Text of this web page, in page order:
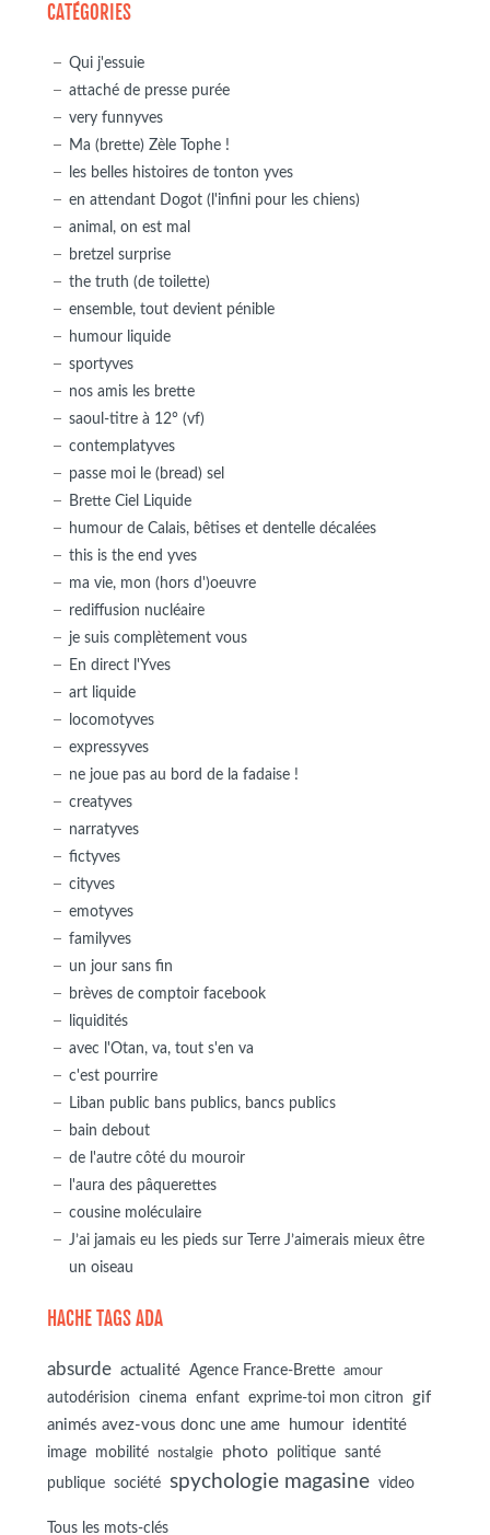
CATÉGORIES
Qui j'essuie
attaché de presse purée
very funnyves
Ma (brette) Zèle Tophe !
les belles histoires de tonton yves
en attendant Dogot (l'infini pour les chiens)
animal, on est mal
bretzel surprise
the truth (de toilette)
ensemble, tout devient pénible
humour liquide
sportyves
nos amis les brette
saoul-titre à 12° (vf)
contemplatyves
passe moi le (bread) sel
Brette Ciel Liquide
humour de Calais, bêtises et dentelle décalées
this is the end yves
ma vie, mon (hors d')oeuvre
rediffusion nucléaire
je suis complètement vous
En direct l'Yves
art liquide
locomotyves
expressyves
ne joue pas au bord de la fadaise !
creatyves
narratyves
fictyves
cityves
emotyves
familyves
un jour sans fin
brèves de comptoir facebook
liquidités
avec l'Otan, va, tout s'en va
c'est pourrire
Liban public bans publics, bancs publics
bain debout
de l'autre côté du mouroir
l'aura des pâquerettes
cousine moléculaire
J’ai jamais eu les pieds sur Terre J’aimerais mieux être
un oiseau
HACHE TAGS ADA
absurde actualité Agence France-Brette amour
autodérision cinema enfant exprime-toi mon citron
gif
animés avez-vous donc une ame
humour identité
image mobilité nostalgie photo politique
santé
publique
société spychologie magasine video
Tous les mots-clés